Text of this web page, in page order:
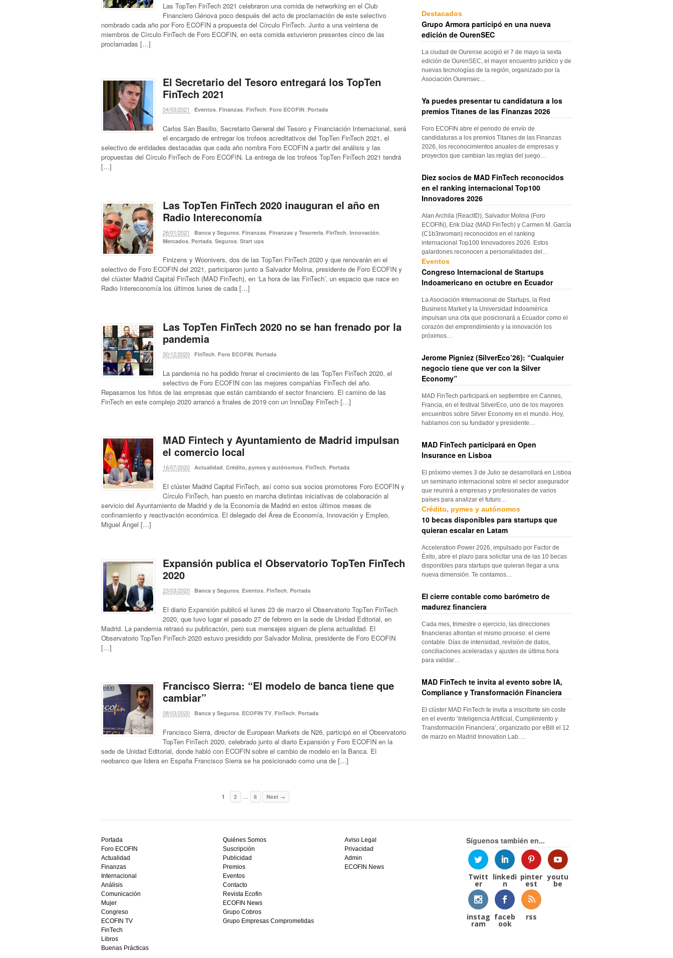
Las TopTen FinTech 2021 celebraron una comida de networking en el Club
Financiero Génova poco después del acto de proclamación de este selectivo
nombrado cada año por Foro ECOFIN a propuesta del Círculo FinTech. Junto a una veintena de
miembros de Círculo FinTech de Foro ECOFIN, en esta comida estuvieron presentes cinco de las
proclamadas […]
El Secretario del Tesoro entregará los TopTen
FinTech 2021
04/03/2021 · Eventos Finanzas FinTech Foro ECOFIN Portada
Carlos San Basilio, Secretario General del Tesoro y Financiación Internacional, será
el encargado de entregar los trofeos acreditativos del TopTen FinTech 2021, el
selectivo de entidades destacadas que cada año nombra Foro ECOFIN a partir del análisis y las
propuestas del Círculo FinTech de Foro ECOFIN. La entrega de los trofeos TopTen FinTech 2021 tendrá
[…]
Las TopTen FinTech 2020 inauguran el año en
Radio Intereconomía
26/01/2021 · Banca y Seguros Finanzas Finanzas y Tesorería FinTech Innovación
Mercados Portada Seguros Start ups
Finizens y Woonivers, dos de las TopTen FinTech 2020 y que renovarán en el
selectivo de Foro ECOFIN del 2021, participaron junto a Salvador Molina, presidente de Foro ECOFIN y
del clúster Madrid Capital FinTech (MAD FinTech), en ‘La hora de las FinTech’, un espacio que nace en
Radio Intereconomía los últimos lunes de cada […]
Las TopTen FinTech 2020 no se han frenado por la
pandemia
30/12/2020 · FinTech Foro ECOFIN Portada
La pandemia no ha podido frenar el crecimiento de las TopTen FinTech 2020, el
selectivo de Foro ECOFIN con las mejores compañías FinTech del año.
Repasamos los hitos de las empresas que están cambiando el sector financiero. El camino de las
FinTech en este complejo 2020 arrancó a finales de 2019 con un InnoDay FinTech […]
MAD Fintech y Ayuntamiento de Madrid impulsan
el comercio local
16/07/2020 · Actualidad, Crédito, pymes y autónomos, FinTech, Portada
El clúster Madrid Capital FinTech, así como sus socios promotores Foro ECOFIN y
Círculo FinTech, han puesto en marcha distintas iniciativas de colaboración al
servicio del Ayuntamiento de Madrid y de la Economía de Madrid en estos últimos meses de
confinamiento y reactivación económica. El delegado del Área de Economía, Innovación y Empleo,
Miguel Ángel […]
Expansión publica el Observatorio TopTen FinTech
2020
23/03/2020 · Banca y Seguros Eventos FinTech Portada
El diario Expansión publicó el lunes 23 de marzo el Observatorio TopTen FinTech
2020, que tuvo lugar el pasado 27 de febrero en la sede de Unidad Editorial, en
Madrid. La pandemia retrasó su publicación, pero sus mensajes siguen de plena actualidad. El
Observatorio TopTen FinTech 2020 estuvo presidido por Salvador Molina, presidente de Foro ECOFIN
[…]
Francisco Sierra: “El modelo de banca tiene que
cambiar”
08/03/2020 · Banca y Seguros ECOFIN TV FinTech Portada
Francisco Sierra, director de European Markets de N26, participó en el Observatorio
TopTen FinTech 2020, celebrado junto al diario Expansión y Foro ECOFIN en la
sede de Unidad Editorial, donde habló con ECOFIN sobre el cambio de modelo en la Banca. El
neobanco que lidera en España Francisco Sierra se ha posicionado como una de […]
1 2 6 Next →
Destacados
Grupo Armora participó en una nueva
edición de OurenSEC
La ciudad de Ourense acogió el 7 de mayo la sexta
edición de OurenSEC, el mayor encuentro jurídico y de
nuevas tecnologías de la región, organizado por la
Asociación Ourensec…
Ya puedes presentar tu candidatura a los
premios Titanes de las Finanzas 2026
Foro ECOFIN abre el periodo de envío de
candidaturas a los premios Titanes de las Finanzas
2026, los reconocimientos anuales de empresas y
proyectos que cambian las reglas del juego…
Diez socios de MAD FinTech reconocidos
en el ranking internacional Top100
Innovadores 2026
Alan Archila (ReactID), Salvador Molina (Foro
ECOFIN), Erik Díaz (MAD FinTech) y Carmen M. García
(C1b3rwoman) reconocidos en el ranking
internacional Top100 Innovadores 2026. Estos
galardones reconocen a personalidades del…
Eventos
Congreso Internacional de Startups
Indoamericano en octubre en Ecuador
La Asociación Internacional de Startups, la Red
Business Market y la Universidad Indoamérica
impulsan una cita que posicionará a Ecuador como el
corazón del emprendimiento y la innovación los
próximos…
Jerome Pigniez (SilverEco’26): “Cualquier
negocio tiene que ver con la Silver
Economy”
MAD FinTech participará en septiembre en Cannes,
Francia, en el festival SilverEco, uno de los mayores
encuentros sobre Silver Economy en el mundo. Hoy,
hablamos con su fundador y presidente…
MAD FinTech participará en Open
Insurance en Lisboa
El próximo viernes 3 de Julio se desarrollará en Lisboa
un seminario internacional sobre el sector asegurador
que reunirá a empresas y profesionales de varios
países para analizar el futuro…
Crédito, pymes y autónomos
10 becas disponibles para startups que
quieran escalar en Latam
Acceleration Power 2026, impulsado por Factor de
Éxito, abre el plazo para solicitar una de las 10 becas
disponibles para startups que quieran llegar a una
nueva dimensión. Te contamos…
El cierre contable como barómetro de
madurez financiera
Cada mes, trimestre o ejercicio, las direcciones
financieras afrontan el mismo proceso: el cierre
contable. Días de intensidad, revisión de datos,
conciliaciones aceleradas y ajustes de última hora
para validar…
MAD FinTech te invita al evento sobre IA,
Compliance y Transformación Financiera
El clúster MAD FinTech te invita a inscribirte sin coste
en el evento ‘Inteligencia Artificial, Cumplimiento y
Transformación Financiera’, organizado por eBill el 12
de marzo en Madrid Innovation Lab….
mejor
bono
sin
depósito
casino
en
España,
visita
este
sitio
restaurantedonmauro.es
y
Portada
Foro ECOFIN
Actualidad
Finanzas
Internacional
Análisis
Comunicación
Mujer
Congreso
ECOFIN TV
FinTech
Libros
Buenas Prácticas
Quiénes Somos
Suscripción
Publicidad
Premios
Eventos
Contacto
Revista Ecofin
ECOFIN News
Grupo Cobros
Grupo Empresas Comprometidas
Aviso Legal
Privacidad
Admin
ECOFIN News
Síguenos también en...
Twitt
er
linkedi
n
pinter
est
youtu
be
instag
ram
faceb
ook
rss